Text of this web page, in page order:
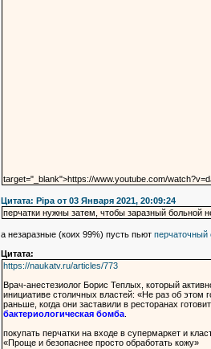
target="_blank">https://www.youtube.com/
Цитата: Pipa от 03 Января 2021, 20:09:24
перчатки нужны затем, чтобы заразный больной
а незаразные (коих 99%) пусть пьют перчаточный
Цитата:
https://naukatv.ru/articles/773
Врач-анестезиолог Борис Теплых, который
инициативе столичных властей: «Не раз об этом
раньше, когда они заставили в ресторанах
бактериологическая бомба.
покупать перчатки на входе в супермаркет и
«Проще и безопаснее просто обработать кожу»